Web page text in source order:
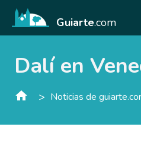
Guiarte.com
Dalí en
> Noticias de